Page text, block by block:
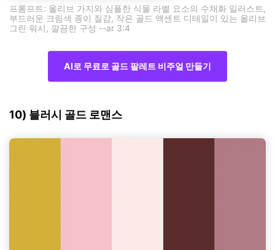
프롬프트: 올리브 가지와 심플한 식물 라벨 요소의 수채화 일러스트,
부드러운 크림색 종이 질감, 작은 골드 액센트 디테일이 있는 올리브
그린 워시, 깔끔한 구성 --ar 3:4
AI로 무료로 골드 팔레트 비주얼 만들기
10) 블러시 골드 로맨스